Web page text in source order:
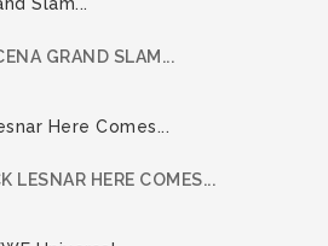
GRAND SLAM...
LESNAR HERE COMES...